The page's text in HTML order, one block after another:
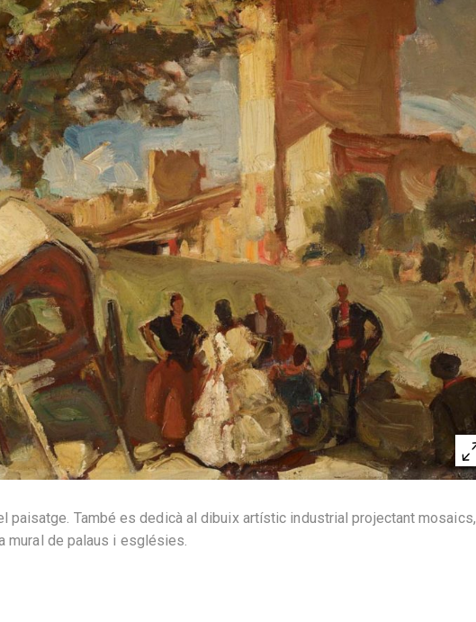
paisatge. També es dedicà al dibuix artístic industrial projectant mosaics,
mural de palaus i esglésies.